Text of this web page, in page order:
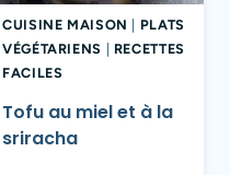
CUISINE MAISON
PLATS
VÉGÉTARIENS
RECETTES
FACILES
Tofu au miel et à la
sriracha